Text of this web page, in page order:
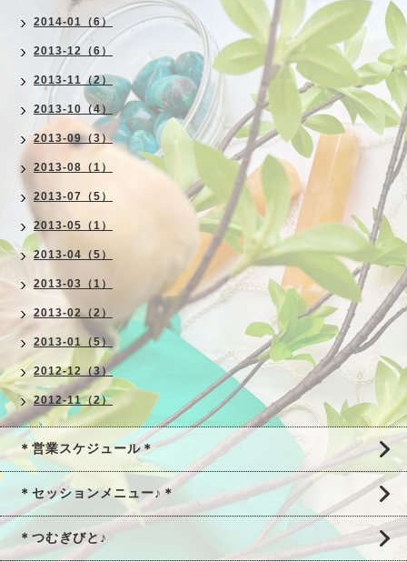
2014-01（6）
2013-12（6）
2013-11（2）
2013-10（4）
2013-09（3）
2013-08（1）
2013-07（5）
2013-05（1）
2013-04（5）
2013-03（1）
2013-02（2）
2013-01（5）
2012-12（3）
2012-11（2）
＊営業スケジュール＊
＊セッションメニュー♪＊
＊つむぎびと♪